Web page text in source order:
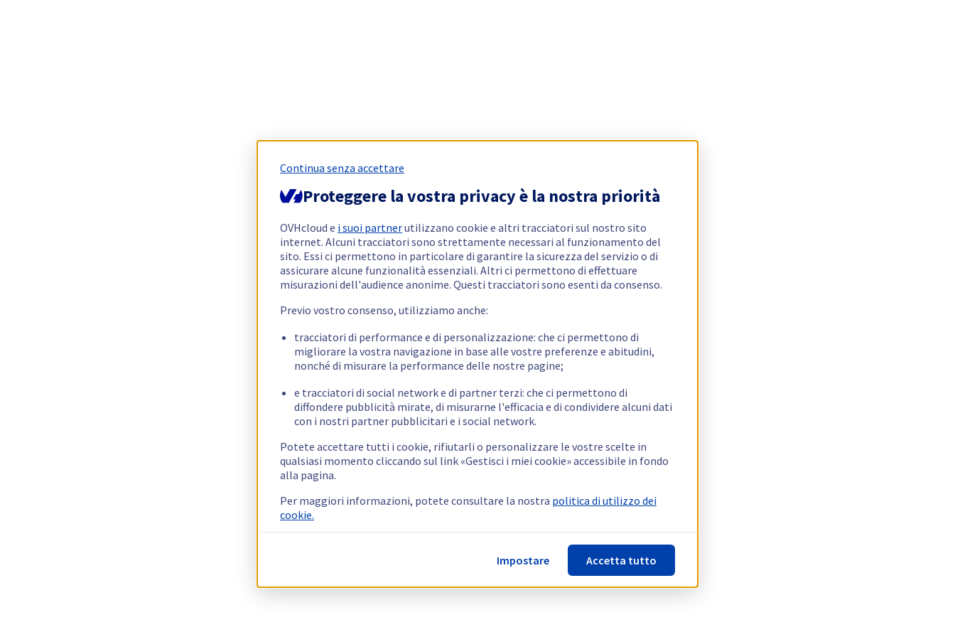
Continua senza accettare
Proteggere la vostra privacy è la nostra priorità
OVHcloud e i suoi partnerutilizzano cookie e altri tracciatori sul nostro sito
internet. Alcuni tracciatori sono strettamente necessari al funzionamento del
sito. Essi ci permettono in particolare di garantire la sicurezza del servizio o di
assicurare alcune funzionalità essenziali. Altri ci permettono di effettuare
misurazioni dell'audience anonime. Questi tracciatori sono esenti da consenso.
Previo vostro consenso, utilizziamo anche:
tracciatori di performance e di personalizzazione: che ci permettono di
migliorare la vostra navigazione in base alle vostre preferenze e abitudini,
nonché di misurare la performance delle nostre pagine;
e tracciatori di social network e di partner terzi: che ci permettono di
diffondere pubblicità mirate, di misurarne l'efficacia e di condividere alcuni dati
con i nostri partner pubblicitari e i social network.
Potete accettare tutti i cookie, rifiutarli o personalizzare le vostre scelte in
qualsiasi momento cliccando sul link «Gestisci i miei cookie» accessibile in fondo
alla pagina.
Per maggiori informazioni, potete consultare la nostra politica di utilizzo dei
cookie.
Impostare Accetta tutto